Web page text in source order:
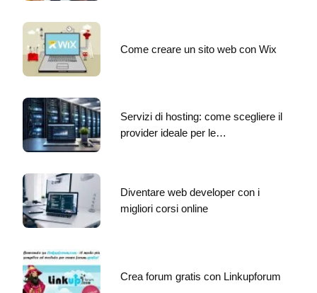
Come creare un sito web con Wix
Servizi di hosting: come scegliere il
provider ideale per le…
Diventare web developer con i
migliori corsi online
Crea forum gratis con Linkupforum